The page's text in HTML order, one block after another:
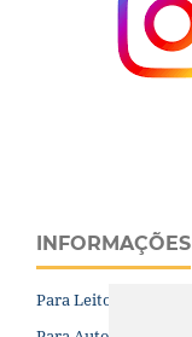
INFORMAÇÕES
Para Leitores